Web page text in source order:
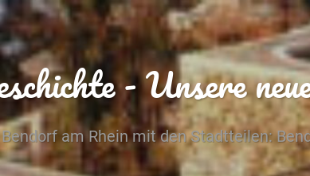
- Unsere
am Rhein mit den Stadtteilen: